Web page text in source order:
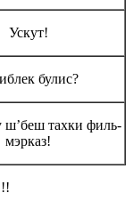
Ускут!
булис?
тахки филь-
мэрказ!